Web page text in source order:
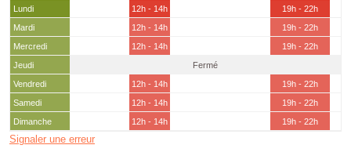
Lundi 12h - 14h
19h - 22h
Mardi
12h - 14h
19h - 22h
Mercredi
12h - 14h
19h - 22h
Jeudi
Fermé
Vendredi
12h - 14h
19h - 22h
Samedi
12h - 14h
19h - 22h
Dimanche
12h - 14h 19h - 22h
Signaler une erreur